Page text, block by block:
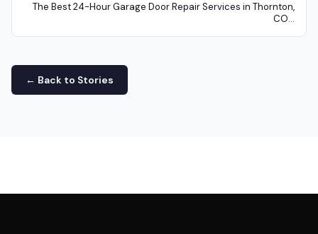
The Best 24-Hour Garage Door Repair Services in Thornton,
CO...
← Back to Stories